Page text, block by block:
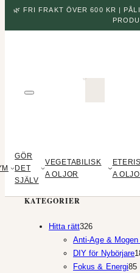
🌿 FRI FRAKT ÖVER 600 KR |
GÖR
DET
SJÄLV
VEGETABILISK
A OLJOR
A
KATEGORIER
Hitta rätt326326
produkter
Anti-Age & Mogen
DIY för Nybörjare
Fokus & Energi8585